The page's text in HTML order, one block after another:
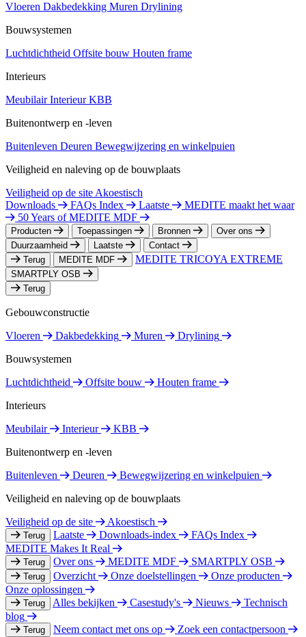
Vloeren Dakbedekking Muren Drylining
Bouwsystemen
Luchtdichtheid Offsite bouw Houten frame
Interieurs
MeubilairInterieurKBB
Buitenontwerp en -leven
Buitenleven Deuren Bewegwijzering en winkelpuien
Veiligheid en naleving op de bouwplaats
Veiligheid op de site Akoestisch
Downloads
FAQs Index Laatste
MEDITE maakt het waar
50 Years of MEDITE MDF
Producten Toepassingen Bronnen
Over ons
Duurzaamheid
Laatste
Contact
Terug
MEDITE MDF MEDITE TRICOYA EXTREME
SMARTPLY OSB
Terug
Gebouwconstructie
Vloeren
Dakbedekking Muren
Drylining
Bouwsystemen
Luchtdichtheid
Offsite bouw
Houten frame
Interieurs
Meubilair
Interieur
KBB
Buitenontwerp en -leven
Buitenleven
Deuren
Bewegwijzering en winkelpuien
Veiligheid en naleving op de bouwplaats
Veiligheid op de site
Akoestisch
Terug Laatste Downloads-index
FAQs Index
MEDITE Makes It Real
Terug Over ons MEDITE MDF SMARTPLY OSB
Terug Overzicht Onze doelstellingen
Onze producten
Onze oplossingen
Terug Alles bekijken Casestudy's Nieuws
Technisch
blog
Terug Neem contact met ons op Zoek een contactpersoon